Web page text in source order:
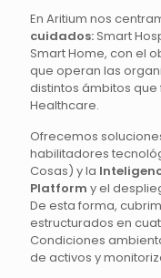
En Aritium nos
cuidados:Smart
Smart Home, con el
que operan las
distintos ámbitos
Healthcare.
Ofrecemos
habilitadores
Cosas) y la
Platform y el
De esta forma,
estructurados en
Condiciones
de activos y